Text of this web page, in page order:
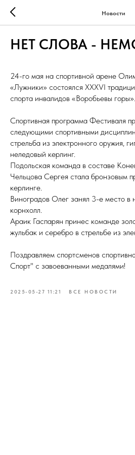
Новости
НЕТ СЛОВА -
24-го мая на спортивной арене
«Лужники» состоялся XXXVI
спорта инвалидов «Воробьевы горы».
Спортивная программа Фестиваля
следующими спортивными
стрельба из электронного оружия,
неледовый керлинг.
Подольская команда в составе
Чельцова Сергея стала бронзовым
керлинге.
Виноградов Олег занял 3-е место в
корнхолл.
Араик Гаспарян принес команде
жульбак и серебро в стрельбе из
Поздравляем спортсменов
Спорт" с завоеванными медалями!
2025-05-27 11:21 ВСЕ НОВОСТИ